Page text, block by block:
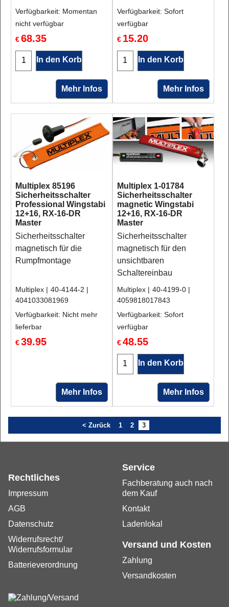
€68.35
Verfügbarkeit: Momentan
nicht verfügbar
In den Korb
Mehr Infos
€ 15.20
Verfügbarkeit: Sofort
verfügbar
In den Korb
Mehr Infos
Multiplex 85196
Sicherheitsschalter
Professional Wingstabi
12+16, RX-16-DR
Master
Sicherheitsschalter
magnetisch für die
Rumpfmontage
€39.95
Multiplex
40-4144-2
4041033081969
Verfügbarkeit: Nicht mehr
lieferbar
Mehr Infos
Multiplex 1-01784
Sicherheitsschalter
magnetic Wingstabi
12+16, RX-16-DR
Master
Sicherheitsschalter
magnetisch für den
unsichtbaren
Schaltereinbau
€48.55
Multiplex
40-4199-0
4059818017843
Verfügbarkeit: Sofort
verfügbar
In den Korb
Mehr Infos
< Zurück 1 2 3
Service
Fachberatung auch nach
dem Kauf
Kontakt
Ladenlokal
Rechtliches
Impressum
AGB
Datenschutz
Widerrufsrecht/
Widerrufsformular
Batterieverordnung
Versand und Kosten
Zahlung
Versandkosten